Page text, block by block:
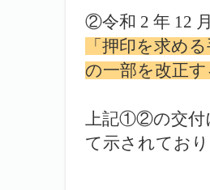
②令和 2 年 12
「押印を求め
の一部を改正す
上記①②の交付
て示されてお